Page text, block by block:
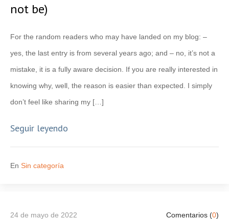
not be)
For the random readers who may have landed on my blog: –
yes, the last entry is from several years ago; and – no, it’s not a
mistake, it is a fully aware decision. If you are really interested in
knowing why, well, the reason is easier than expected. I simply
don’t feel like sharing my […]
Seguir leyendo
En Sin categoría
24 de mayo de 2022 Comentarios (0)